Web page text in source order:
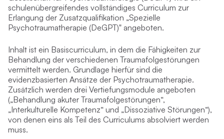
schulenübergreifendes vollständiges Curriculum zur
Erlangung der Zusatzqualifikation „Spezielle
Psychotraumatherapie (DeGPT)" angeboten.
Inhalt ist ein Basiscurriculum, in dem die Fähigkeiten zur
Behandlung der verschiedenen Traumafolgestörungen
vermittelt werden. Grundlage hierfür sind die
evidenzbasierten Ansätze der Psychotraumatherapie.
Zusätzlich werden drei Vertiefungsmodule angeboten
(„Behandlung akuter Traumafolgestörungen“,
„Interkulturelle Kompetenz“ und „Dissoziative Störungen“),
von denen eins als Teil des Curriculums absolviert werden
muss.